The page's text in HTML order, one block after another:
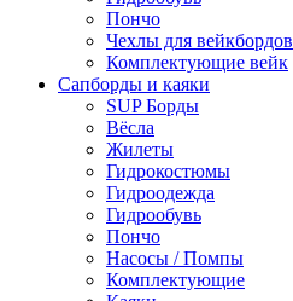
Пончо
Чехлы для вейкбордов
Комплектующие вейк
Сапборды и каяки
SUP Борды
Вёсла
Жилеты
Гидрокостюмы
Гидроодежда
Гидрообувь
Пончо
Насосы / Помпы
Комплектующие